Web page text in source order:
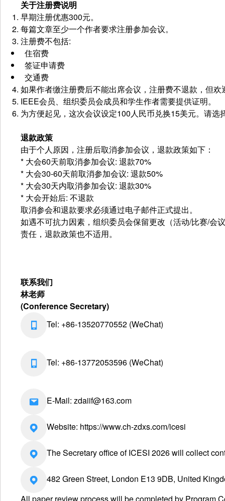
关于注册费说明
早期注册优惠300元。
每篇文章至少一个作者要求注册参加会议。
注册费不包括:
住宿费
签证申请费
交通费
如果作者缴注册费后不能出席会议，注册费不退款，但
IEEE会员、组织委员会成员和学生作者需要提供证明。
为方便起见，这次会议设定100人民币兑换15美元。请选
退款政策
由于个人原因，注册后取消参加会议，退款政策如下：
* 大会60天前取消参加会议: 退款70%
* 大会30-60天前取消参加会议: 退款50%
* 大会30天内取消参加会议: 退款30%
* 大会开始后: 不退款
取消参会和退款要求必须通过电子邮件正式提出。
如遇不可抗力因素，组织委员会保留更改（活动/比赛/会
责任，退款政策也不适用。
联系我们
林老师
(Conference Secretary)
Tel: +86-13520770552 (WeChat)
Tel: +86-13772053596 (WeChat)
E-Mail: zdaiif@163.com
Website: https://www.ch-zdxs.com/icesi
The Secretary office of ICESI 2026 will collect
482 Green Street, London E13 9DB, United